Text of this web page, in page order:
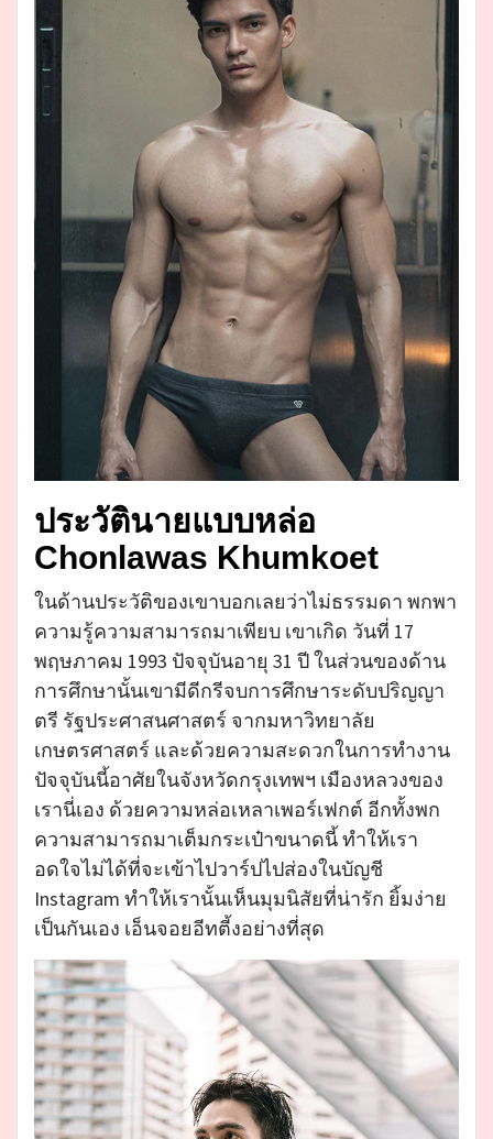
ประวัตินายแบบหล่อ
Chonlawas Khumkoet
ในด้านประวัติของเขาบอกเลยว่าไม่ธรรมดา พกพา
ความรู้ความสามารถมาเพียบ เขาเกิด วันที่ 17
พฤษภาคม 1993 ปัจจุบันอายุ 31 ปี ในส่วนของด้าน
การศึกษานั้นเขามีดีกรีจบการศึกษาระดับปริญญา
ตรี รัฐประศาสนศาสตร์ จากมหาวิทยาลัย
เกษตรศาสตร์ และด้วยความสะดวกในการทำงาน
ปัจจุบันนี้อาศัยในจังหวัดกรุงเทพฯ เมืองหลวงของ
เรานี่เอง ด้วยความหล่อเหลาเพอร์เฟกต์ อีกทั้งพก
ความสามารถมาเต็มกระเป๋าขนาดนี้ ทำให้เรา
อดใจไม่ได้ที่จะเข้าไปวาร์ปไปส่องในบัญชี
Instagram ทำให้เรานั้นเห็นมุมนิสัยที่น่ารัก ยิ้มง่าย
เป็นกันเอง เอ็นจอยอีทตี้งอย่างที่สุด